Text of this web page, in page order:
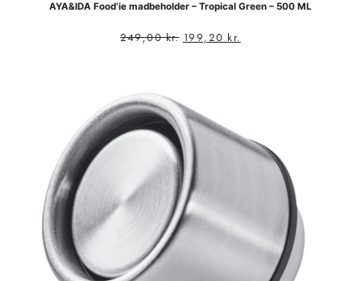
AYA&IDA Food’ie madbeholder – Tropical Green – 500 ML
249,00kr. 199,20 kr.